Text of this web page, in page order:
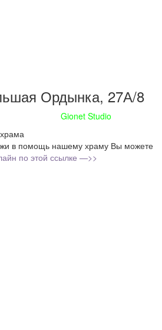
Ордынка, 27А/8
Gionet Studio
в помощь нашему храму Вы можете
по этой ссылке —>>